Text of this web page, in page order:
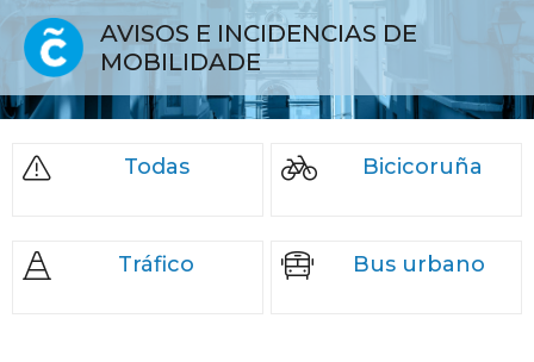
AVISOS E INCIDENCIAS DE
MOBILIDADE
Todas Bicicoruña
Tráfico Bus urbano